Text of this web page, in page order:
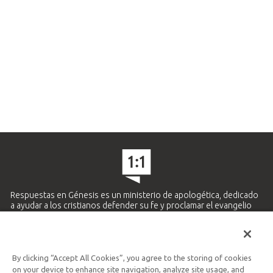
Respuestas en Génesis es un ministerio de apologética, dedicado
a ayudar a los cristianos defender su fe y proclamar el evangelio
Ministerio Hispano y Latinoamericano
By clicking “Accept All Cookies”, you agree to the storing of cookies
on your device to enhance site navigation, analyze site usage, and